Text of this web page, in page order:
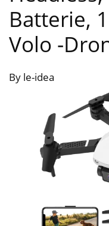
Batterie,
Volo -
By le-idea